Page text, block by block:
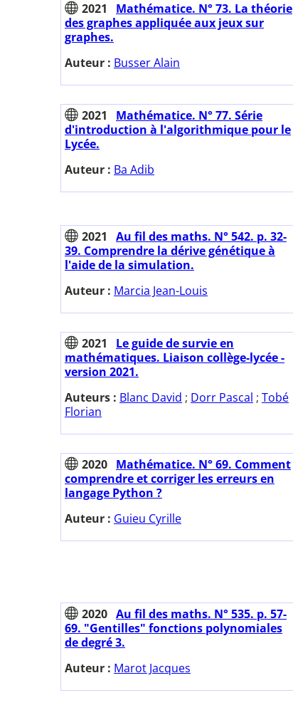
2021
Mathématice. N° 73. La théorie
des graphes appliquée aux jeux sur
graphes.
Auteur : Busser Alain
2021
Mathématice. N° 77. Série
d'introduction à l'algorithmique pour le
Lycée.
Auteur : Ba Adib
2021
Au fil des maths. N° 542. p. 32-
39. Comprendre la dérive génétique à
l'aide de la simulation.
Auteur : Marcia Jean-Louis
2021
Le guide de survie en
mathématiques. Liaison collège-lycée -
version 2021.
Auteurs : Blanc David ; Dorr Pascal ; Tobé
Florian
2020 Mathématice. N° 69. Comment
comprendre et corriger les erreurs en
langage Python ?
Auteur : Guieu Cyrille
2020 Au fil des maths. N° 535. p. 57-
69. "Gentilles" fonctions polynomiales
de degré 3.
Auteur : Marot Jacques